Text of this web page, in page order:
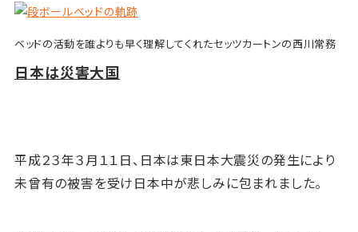
ベッドの活動を誰よりも早く理解してくれたセッツカートンの西川常務
日本は災害大国
平成２３年３月１１日、日本は東日本大震災の発生により
未曾有の被害を受け日本中が悲しみに包まれました。